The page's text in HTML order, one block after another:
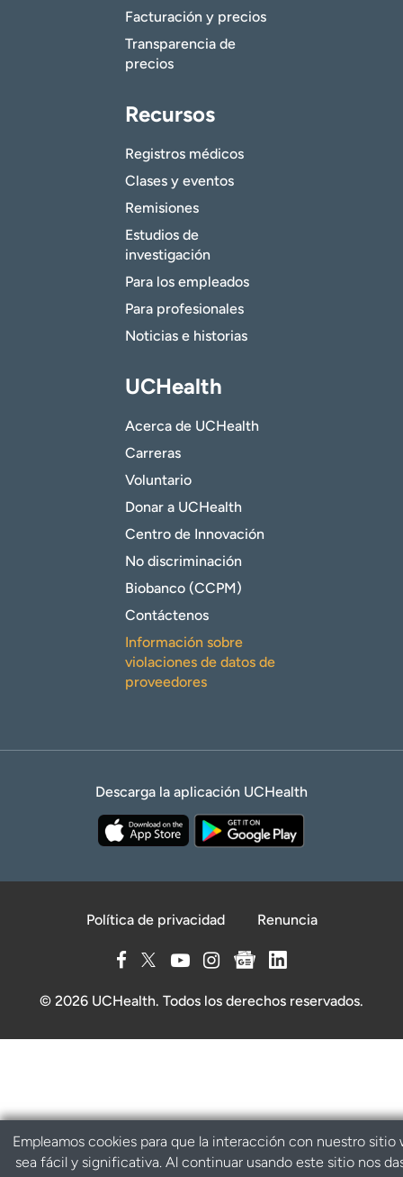
Facturación y precios
Transparencia de
precios
Recursos
Registros médicos
Clases y eventos
Remisiones
Estudios de
investigación
Para los empleados
Para profesionales
Noticias e historias
UCHealth
Acerca de UCHealth
Carreras
Voluntario
Donar a UCHealth
Centro de Innovación
No discriminación
Biobanco (CCPM)
Contáctenos
Información sobre
violaciones de datos de
proveedores
Descarga la aplicación UCHealth
Política de privacidad Renuncia
© 2026 UCHealth. Todos los derechos reservados.
Empleamos cookies para que la interacción con nuestro sitio
sea fácil y significativa. Al continuar usando este sitio nos